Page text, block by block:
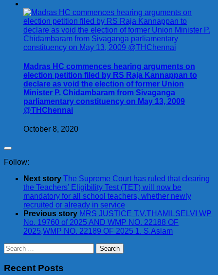
Madras HC commences hearing arguments on
election petition filed by RS Raja Kannappan to
declare as void the election of former Union
Minister P. Chidambaram from Sivaganga
parliamentary constituency on May 13, 2009
@THChennai
October 8, 2020
Follow:
Next story The Supreme Court has ruled that clearing
the Teachers’ Eligibility Test (TET) will now be
mandatory for all school teachers, whether newly
recruited or already in service
Previous story MRS JUSTICE T.V.THAMILSELVI WP
No. 19760 of 2025 AND WMP NO. 22188 OF
2025,WMP NO. 22189 OF 2025 1. S.Aslam
Search
for:
Recent Posts